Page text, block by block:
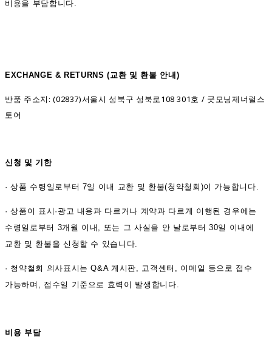
비용을 부담합니다.
EXCHANGE & RETURNS (교환 및 환불 안내)
반품 주소지: (02837)서울시 성북구 성북로108 301호 / 굿모닝제너럴스
토어
신청 및 기한
·상품 수령일로부터 7일 이내 교환 및 환불(청약철회)이 가능합니다.
·상품이 표시·광고 내용과 다르거나 계약과 다르게 이행된 경우에는
수령일로부터 3개월 이내, 또는 그 사실을 안 날로부터 30일 이내에
교환 및 환불을 신청할 수 있습니다.
· 청약철회 의사표시는 Q&A 게시판, 고객센터, 이메일 등으로 접수
가능하며, 접수일 기준으로 효력이 발생합니다.
비용 부담